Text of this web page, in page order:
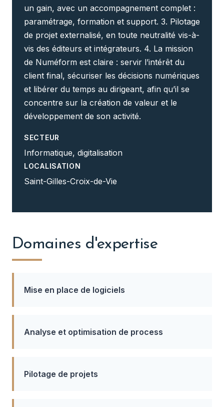
un gain, avec un accompagnement complet :
paramétrage, formation et support. 3. Pilotage
de projet externalisé, en toute neutralité vis-à-
vis des éditeurs et intégrateurs. 4. La mission
de Numéform est claire : servir l’intérêt du
client final, sécuriser les décisions numériques
et libérer du temps au dirigeant, afin qu’il se
concentre sur la création de valeur et le
développement de son activité.
SECTEUR
Informatique, digitalisation
LOCALISATION
Saint-Gilles-Croix-de-Vie
Domaines d'expertise
Mise en place de logiciels
Analyse et optimisation de process
Pilotage de projets